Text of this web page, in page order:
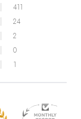
411
24
2
0
1